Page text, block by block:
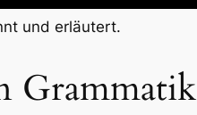
und erläutert.
Grammatik